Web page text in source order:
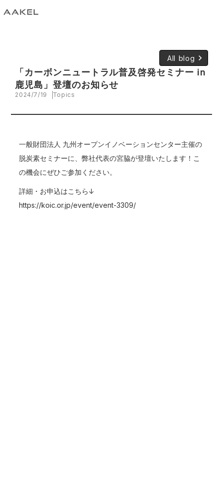
All blog keyboard_arrow_right
「カーボンニュートラル普及啓発セミナー in
鹿児島」登壇のお知らせ
2024/7/19 Topics
一般財団法人 九州オープンイノベーションセンター主催の
脱炭素セミナーに、弊社代表の宮脇が登壇いたします！こ
の機会にぜひご参加ください。
詳細・お申込はこちら↓
https://koic.or.jp/event/event-3309/